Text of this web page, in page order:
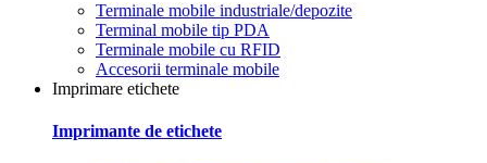
Terminale mobile industriale/depozite
Terminal mobile tip PDA
Terminale mobile cu RFID
Accesorii terminale mobile
Imprimare etichete
Imprimante de etichete